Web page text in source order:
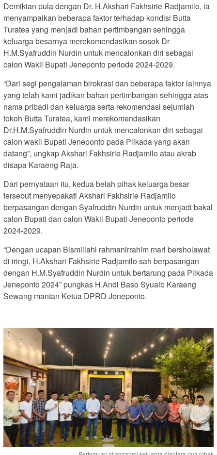
Demikian pula dengan Dr. H.Akshari Fakhsirie Radjamilo, ia
menyampaikan beberapa faktor terhadap kondisi Butta
Turatea yang menjadi bahan pertimbangan sehingga
keluarga besarnya merekomendasikan sosok Dr
H.M.Syafruddin Nurdin untuk mencalonkan diri sebagai
calon Wakil Bupati Jeneponto periode 2024-2029.
“Dari segi pengalaman birokrasi dan beberapa faktor lainnya
yang telah kami jadikan bahan pertimbangan sehingga atas
nama pribadi dan keluarga serta rekomendasi sejumlah
tokoh Butta Turatea, kami merekomendasikan
Dr.H.M.Syafruddin Nurdin untuk mencalonkan diri sebagai
calon wakil Bupati Jeneponto pada Pilkada yang akan
datang”, ungkap Akshari Fakhsirie Radjamilo atau akrab
disapa Karaeng Raja.
Dari pernyataan itu, kedua belah pihak keluarga besar
tersebut menyepakati Akshari Fakhsirie Radjamilo
berpasangan dengan Syafruddin Nurdin untuk menjadi bakal
calon Bupati dan calon Wakil Bupati Jeneponto periode
2024-2029.
“Dengan ucapan Bismillahi rahmanirrahim mari bersholawat
di iringi, H.Akshari Fakhsirie Radjamilo sah berpasangan
dengan H.M.Syafruddin Nurdin untuk bertarung pada Pilkada
Jeneponto 2024” pungkas H.Andi Baso Syuaib Karaeng
Sewang mantan Ketua DPRD Jeneponto.